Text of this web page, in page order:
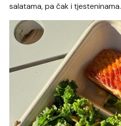
salatama, pa čak i tjesteninama.